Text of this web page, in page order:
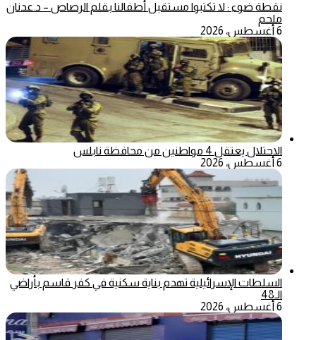
نقطة ضوء : لا تكتبوا مستقبل أطفالنا بقلم الرصاص – د.عدنان
ملحم
6 أغسطس، 2026
الاحتلال يعتقل 4 مواطنين من محافظة نابلس
6 أغسطس، 2026
السلطات الإسرائيلية تهدم بناية سكنية في كفر قاسم بأراضي
الـ48
6 أغسطس، 2026